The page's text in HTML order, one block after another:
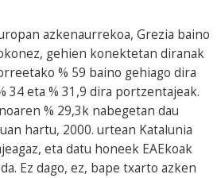
azkenaurrekoa, Grezia baino
gehien konektetan diranak
% 59 baino gehiago dira
34 eta % 31,9 dira portzentajeak.
% 29,3k nabegetan dau
hartu, 2000. urtean Katalunia
eta datu honeek EAEkoak
Ez dago, ez, bape txarto azken